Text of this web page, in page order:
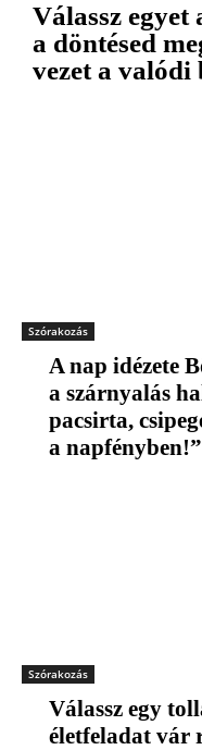
Válassz
a döntésed
vezet a valódi
Szórakozás
A nap idézete
a szárnyalás
pacsirta,
a napfényben!”
Szórakozás
Válassz egy
életfeladat vár